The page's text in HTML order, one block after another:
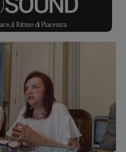
il Ritmo di Piacenza